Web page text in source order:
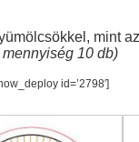
mint
10 db)
id=’2798′]